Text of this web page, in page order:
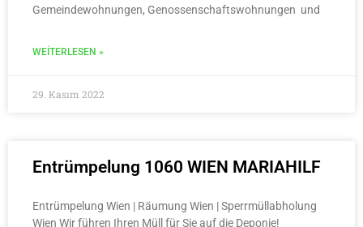
Gemeindewohnungen, Genossenschaftswohnungen und
WEITERLESEN »
29. Kasım 2022
Entrümpelung 1060 WIEN MARIAHILF
Entrümpelung Wien | Räumung Wien | Sperrmüllabholung
Wien Wir führen Ihren Müll für Sie auf die Deponie!